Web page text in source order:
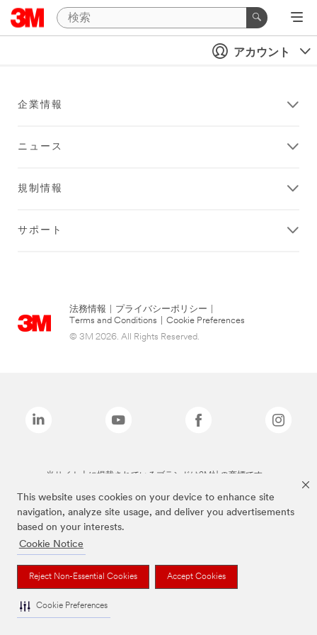
This website uses cookies on your device to enhance site
navigation, analyze site usage, and deliver you advertisements
based on your interests.
Cookie Notice
Reject Non-Essential Cookies Accept Cookies
Cookie Preferences
アカウント
企業情報
ニュース
規制情報
サポート
法務情報 プライバシーポリシー
Terms and Conditions
Cookie Preferences
© 3M 2026. All Rights Reserved.
当サイト上に掲載されているブランドは3M社の商標です。